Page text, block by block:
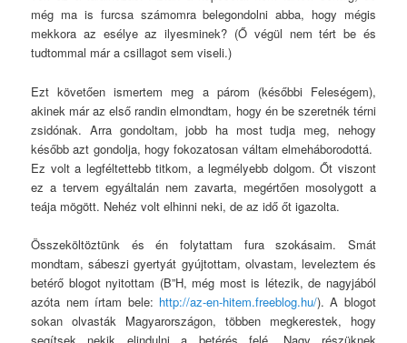
még ma is furcsa számomra belegondolni abba, hogy mégis
mekkora az esélye az ilyesminek? (Ő végül nem tért be és
tudtommal már a csillagot sem viseli.)
Ezt követően ismertem meg a párom (későbbi Feleségem),
akinek már az első randin elmondtam, hogy én be szeretnék térni
zsidónak. Arra gondoltam, jobb ha most tudja meg, nehogy
később azt gondolja, hogy fokozatosan váltam elmeháborodottá.
Ez volt a legféltettebb titkom, a legmélyebb dolgom. Őt viszont
ez a tervem egyáltalán nem zavarta, megértően mosolygott a
teája mögött. Nehéz volt elhinni neki, de az idő őt igazolta.
Összeköltöztünk és én folytattam fura szokásaim. Smát
mondtam, sábeszi gyertyát gyújtottam, olvastam, leveleztem és
betérő blogot nyitottam (B”H, még most is létezik, de nagyjából
azóta nem írtam bele: http://az-en-hitem.freeblog.hu/). A blogot
sokan olvasták Magyarországon, többen megkerestek, hogy
segítsek nekik elindulni a betérés felé. Nagy részüknek